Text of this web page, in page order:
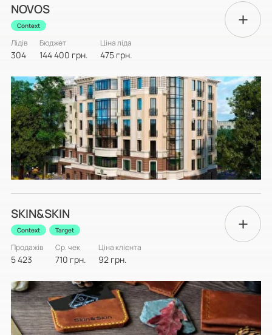
NOVOS
Context
Лідів
304
Бюджет
144 400 грн.
Ціна ліда
475 грн.
SKIN&SKIN
Context Target
Продажів
5 423
Ср. чек
710 грн.
Ціна клієнта
92 грн.